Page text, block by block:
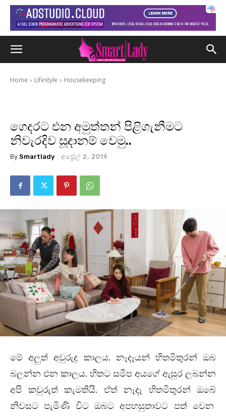
Home Lifestyle Housekeeping
ගෙදරට එන අමුත්තන් පිළිගැනීමට
නිවැරදිව සූදානම් වෙමු..
By Smartlady අප්‍රේල් 2, 2019
මේ අලුත් අවුරුදු කාලය. නෑදෑයන් හිතමිතුරන් ඔබ
බලන්න එන කාලය. හිතට සමීප අයගේ ඇසුර ලබන්න
අපි කවුරුත් කැමතියි. ඒත් නෑදෑ හිතමිතුරන් ඔබේ
නිවසට පැමිණි විට ඔබට අපහසුතාවට පත් වෙන